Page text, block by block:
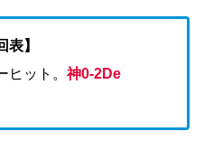
表】
ヒット。神0-2De